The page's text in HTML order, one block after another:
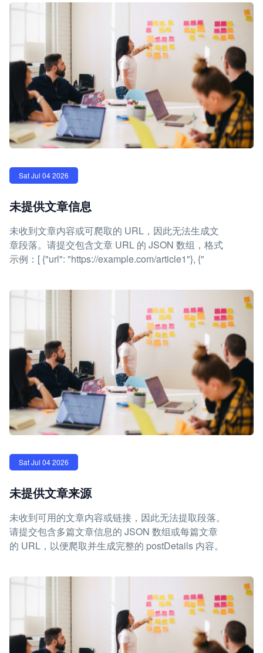
Sat Jul 04 2026
未提供文章信息
未收到文章内容或可爬取的 URL，因此无法生成文
章段落。请提交包含文章 URL 的 JSON 数组，格式
示例：[ {"url": "https://example.com/article1"}, {"
Sat Jul 04 2026
未提供文章来源
未收到可用的文章内容或链接，因此无法提取段落。
请提交包含多篇文章信息的 JSON 数组或每篇文章
的 URL，以便爬取并生成完整的 postDetails 内容。